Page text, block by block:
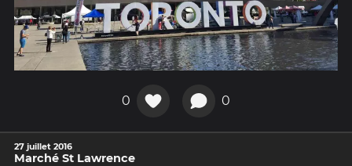
0 0
27 juillet 2016
Marché St Lawrence